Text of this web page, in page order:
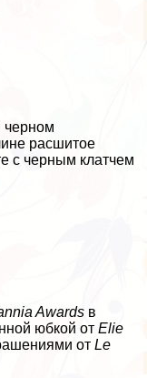
черном
расшитое
с черным клатчем
Awards в
юбкой от Elie
от Le